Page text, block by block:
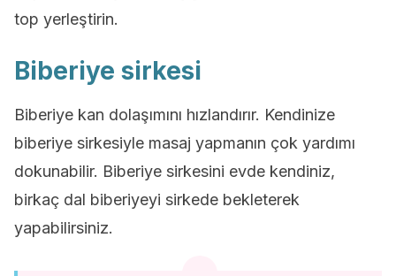
top yerleştirin.
Biberiye sirkesi
Biberiye kan dolaşımını hızlandırır. Kendinize
biberiye sirkesiyle masaj yapmanın çok yardımı
dokunabilir. Biberiye sirkesini evde kendiniz,
birkaç dal biberiyeyi sirkede bekleterek
yapabilirsiniz.